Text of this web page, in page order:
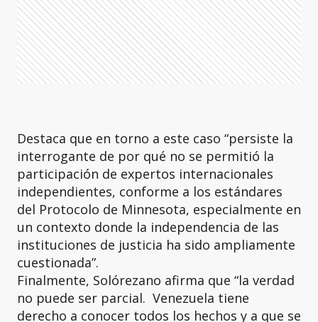
Destaca que en torno a este caso “persiste la
interrogante de por qué no se permitió la
participación de expertos internacionales
independientes, conforme a los estándares
del Protocolo de Minnesota, especialmente en
un contexto donde la independencia de las
instituciones de justicia ha sido ampliamente
cuestionada”.
Finalmente, Solórezano afirma que “la verdad
no puede ser parcial. Venezuela tiene
derecho a conocer todos los hechos y a que se